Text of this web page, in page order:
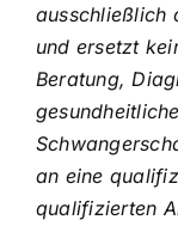
ausschließlich
und ersetzt
Beratung,
an eine
qualifizierten